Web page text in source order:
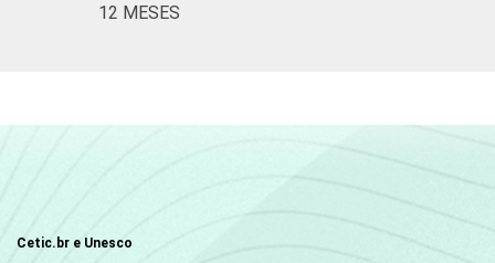
12 MESES
Cetic.br e Unesco